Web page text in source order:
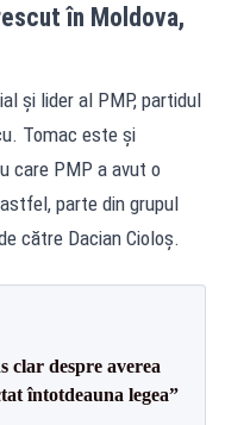
în Moldova,
și lider al PMP, partidul
Tomac este și
care PMP a avut o
parte din grupul
către Dacian Cioloș.
clar despre averea
întotdeauna legea”